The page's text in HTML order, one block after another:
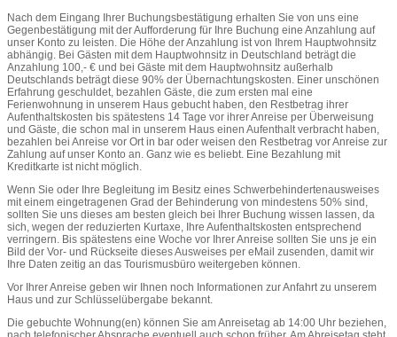
Nach dem Eingang Ihrer Buchungsbestätigung erhalten Sie von uns eine
Gegenbestätigung mit der Aufforderung für Ihre Buchung eine Anzahlung auf
unser Konto zu leisten. Die Höhe der Anzahlung ist von Ihrem Hauptwohnsitz
abhängig. Bei Gästen mit dem Hauptwohnsitz in Deutschland beträgt die
Anzahlung 100,- € und bei Gäste mit dem Hauptwohnsitz außerhalb
Deutschlands beträgt diese 90% der Übernachtungskosten. Einer unschönen
Erfahrung geschuldet, bezahlen Gäste, die zum ersten mal eine
Ferienwohnung in unserem Haus gebucht haben, den Restbetrag ihrer
Aufenthaltskosten bis spätestens 14 Tage vor ihrer Anreise per Überweisung
und Gäste, die schon mal in unserem Haus einen Aufenthalt verbracht haben,
bezahlen bei Anreise vor Ort in bar oder weisen den Restbetrag vor Anreise zur
Zahlung auf unser Konto an. Ganz wie es beliebt. Eine Bezahlung mit
Kreditkarte ist nicht möglich.
Wenn Sie oder Ihre Begleitung im Besitz eines Schwerbehindertenausweises
mit einem eingetragenen Grad der Behinderung von mindestens 50% sind,
sollten Sie uns dieses am besten gleich bei Ihrer Buchung wissen lassen, da
sich, wegen der reduzierten Kurtaxe, Ihre Aufenthaltskosten entsprechend
verringern. Bis spätestens eine Woche vor Ihrer Anreise sollten Sie uns je ein
Bild der Vor- und Rückseite dieses Ausweises per eMail zusenden, damit wir
Ihre Daten zeitig an das Tourismusbüro weitergeben können.
Vor Ihrer Anreise geben wir Ihnen noch Informationen zur Anfahrt zu unserem
Haus und zur Schlüsselübergabe bekannt.
Die gebuchte Wohnung(en) können Sie am Anreisetag ab 14:00 Uhr beziehen,